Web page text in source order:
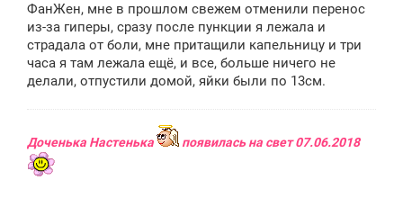
б
щ
н
и
ФанЖен, мне в прошлом свежем отменили перенос
из-за гиперы, сразу после пункции я лежала и
страдала от боли, мне притащили капельницу и три
часа я там лежала ещё, и все, больше ничего не
делали, отпустили домой, яйки были по 13см.
Доченька Настенька появилась на свет 07.06.2018